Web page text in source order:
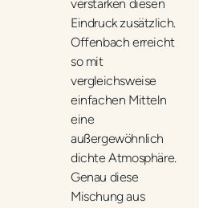
verstärken diesen
Eindruck zusätzlich.
Offenbach erreicht
so mit
vergleichsweise
einfachen Mitteln
eine
außergewöhnlich
dichte Atmosphäre.
Genau diese
Mischung aus